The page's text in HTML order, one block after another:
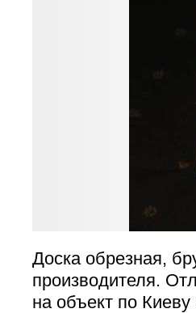
Доска обрезная,
производителя.
на объект по